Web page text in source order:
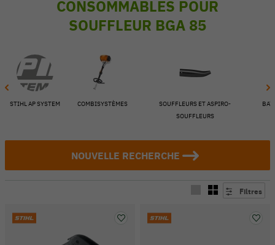
CONSOMMABLES POUR
SOUFFLEUR BGA 85
STIHL AP SYSTEM COMBISYSTÈMES
SOUFFLEURS ET ASPIRO-
SOUFFLEURS
NOUVELLE RECHERCHE
Filtres